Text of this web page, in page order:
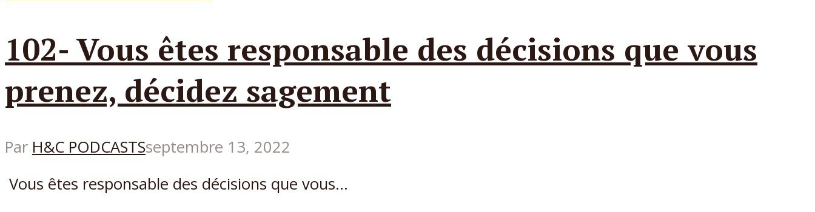
102- Vous êtes responsable des décisions que vous
prenez, décidez sagement
Par H&C PODCASTSseptembre 13, 2022
Vous êtes responsable des décisions que vous...